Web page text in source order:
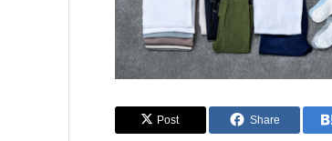
Post Share